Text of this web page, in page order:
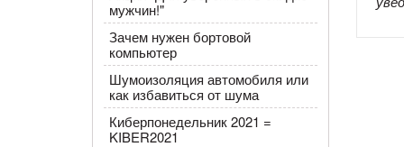
мужчин!"
Зачем нужен бортовой
компьютер
Шумоизоляция автомобиля или
как избавиться от шума
Киберпонедельник 2021 =
KIBER2021